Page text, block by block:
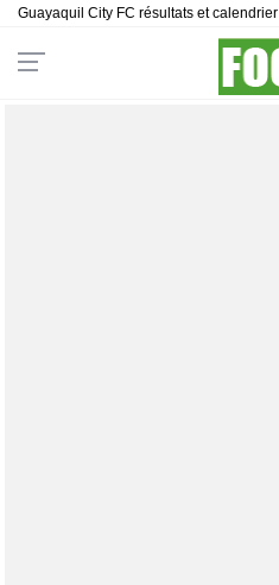
Guayaquil City FC résultats et calendrier